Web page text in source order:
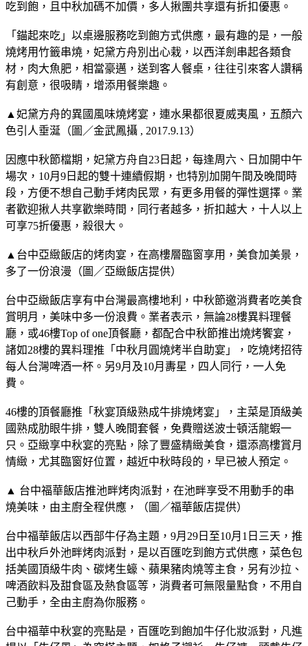
吃到飽，且中秋加碼不加價，多人揪團共享還有折扣優惠。
「錨起來吃」以桌邊服務吃到飽方式供應，最有趣的是，一般
燒烤用竹籤串燒，妃黛方舟別出心栽，以西洋劍串起各類食
材，肉大魚肥，相當豪邁，送到客人餐桌，往往引來客人讚稱
有創意，很吸睛，增添用餐樂趣。
▲妃黛方舟的異國風味燒烤宴，連水果都很夏威夷風，五顏六
色引人垂涎（圖／金武鳳攝 , 2017.9.13）
因應中秋節檔期，妃黛方舟自23日起，每逢周六、日加開中午
場次，10月9日起的雙十連續假期，也特別加開午間及晚間時
段，方便不想自己動手烤肉民眾，有更多用餐的彈性選擇。業
者歡迎揪人共享歡樂時間，同行者越多，折扣越大，十人以上
可享75折優惠，殺很大。
▲台中亞緻飯店的烤肉宴，在高樓層臨窗享用，美食加美景，
多了一份浪漫（圖／亞緻飯店提供）
台中亞緻飯店享有中台灣最高樓地利，中秋節邀消費者吃美食
賞明月，美味中多一份浪費。業者表示，無論28樓異料理餐
廳，或46樓Top of one頂餐廳，都配合中秋節推出燒烤饗宴，
諸如28樓的異料理推「中秋月圓燒烤半自助宴」，吃燒烤招待
每人台灣啤酒一杯。另9月及10月夀星，四人同行，一人免
費。
46樓的頂餐廳推「秋宴頂級熟成牛排燒烤宴」，主菜是頂級美
國熟成肋眼牛排，雙人晚間套餐，免費贈送波士頓活龍蝦一
只。亞緻享中秋宴的亮點，除了豐盛精緻美食，還添高樓賞月
情緻，尤其臨窗好位置，越近中秋時段的，早已被人預定。
▲ 台中福華飯店推池畔烤肉派對，在池畔享受不用動手的串
燒美味，由主廚全程供應，（圖／福華飯店提供）
台中福華飯店以西部牛仔為主題，9月29日至10月1日三天，推
出中秋戶外池畔烤肉派對，是以百匯吃到飽方式供應，菜色包
括美國頂級牛肉、碳烤生蠔、蘋果豬肉燒等主食，另有沙拉、
啤酒飲料及甜食區及熱食區等，消費者可無限量點食，不用自
己動手，全由主廚為你服務。
台中福華中秋宴的亮點是，百匯吃到飽加牛仔化妝派對，凡進